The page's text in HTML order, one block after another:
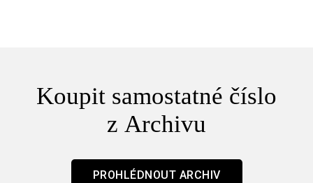
Koupit samostatné číslo
z Archivu
PROHLÉDNOUT ARCHIV